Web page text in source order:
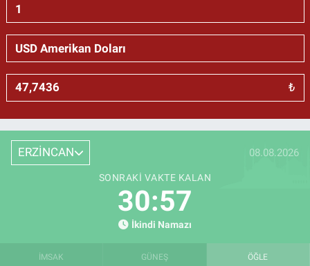
₺
ERZİNCAN 08.08.2026
SONRAKI VAKTE KALAN
30:56
İkindi Namazı
İMSAK GÜNEŞ ÖĞLE